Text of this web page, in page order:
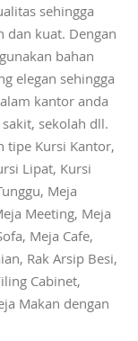
sehingga
kuat. Dengan
bahan
elegan sehingga
kantor anda
sekolah dll.
tipe Kursi Kantor,
Lipat, Kursi
Meja
Meeting, Meja
Meja Cafe,
Rak Arsip Besi,
Cabinet,
Makan dengan